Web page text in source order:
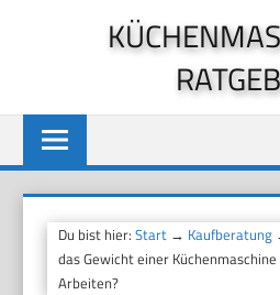
Du bist hier:Start → Kaufberatung
das Gewicht einer
Arbeiten?